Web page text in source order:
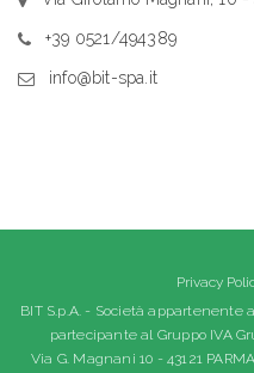
+39 0521/494389
info@bit-spa.it
Privacy
BIT S.p.A. - Società appartenente
partecipante al Gruppo IVA
Via G. Magnani 10 - 43121 PARMA